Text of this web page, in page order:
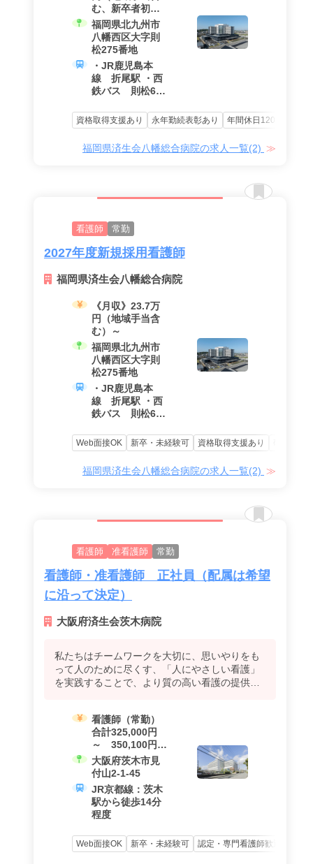
む、新卒者初任
給例）
福岡県北九州市
八幡西区大字則
松275番地
・JR鹿児島本
線 折尾駅 ・西
鉄バス 則松6丁
資格取得支援あり 永年勤続表彰あり 年間休日120日以上
福岡県済生会八幡総合病院の求人一覧(2)
看護師 常勤
2027年度新規採用看護師
福岡県済生会八幡総合病院
《月収》23.7万
円（地域手当含
む）～
福岡県北九州市
八幡西区大字則
松275番地
・JR鹿児島本
線 折尾駅 ・西
鉄バス 則松6丁
Web面接OK 新卒・未経験可 資格取得支援あり
福岡県済生会八幡総合病院の求人一覧(2)
看護師 准看護師 常勤
看護師・准看護師 正社員（配属は希望
に沿って決定）
大阪府済生会茨木病院
私たちはチームワークを大切に、思いやりをも
って人のために尽くす、「人にやさしい看護」
を実践することで、より質の高い看護の提供を
看護師（常勤）
合計325,000円
～ 350,100円
（基本給
239,000円 ～
263,100円 +
夜勤手当、諸手
当を含む）
大阪府茨木市見
付山2-1-45
JR京都線：茨木
駅から徒歩14分
程度
Web面接OK 新卒・未経験可 認定・専門看護師歓迎